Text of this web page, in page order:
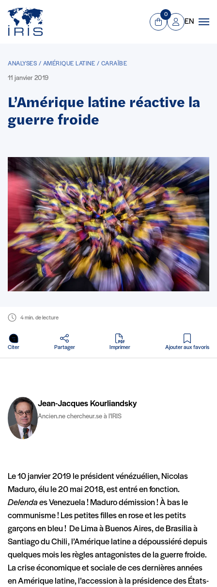
Aller au contenu principal
Panier
0
Mon compte
EN
ANALYSES / AMÉRIQUE LATINE / CARAÏBE
11 janvier 2019
L’Amérique latine réactive la
guerre froide
4 min. de lecture
Citer Partager Imprimer
en PDF
Ajouter aux favoris
Jean-Jacques Kourliandsky
Ancien.ne chercheur.se à l'IRIS
Le 10 janvier 2019 le président vénézuélien, Nicolas
Maduro, élu le 20 mai 2018, est entré en fonction.
Delenda es Venezuela ! Maduro démission ! À bas le
communisme ! Les petites filles en rose et les petits
garçons en bleu ! De Lima à Buenos Aires, de Brasilia à
Santiago du Chili, l’Amérique latine a dépoussiéré depuis
quelques mois les règles antagonistes de la guerre froide.
La crise économique et sociale de ces dernières années
en Amérique latine, l’accession à la présidence des États-